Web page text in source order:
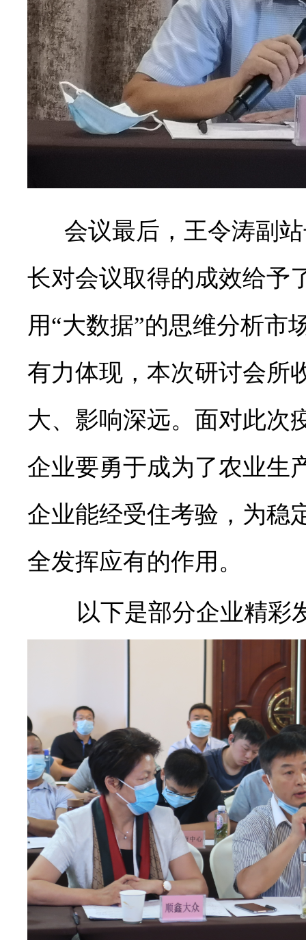
会议最后，王令涛副站
长对会议取得的成效给予
用“大数据”的思维分析市
有力体现，本次研讨会所
大、影响深远。面对此次
企业要勇于成为了农业生
企业能经受住考验，为稳
全发挥应有的作用。
以下是部分企业精彩